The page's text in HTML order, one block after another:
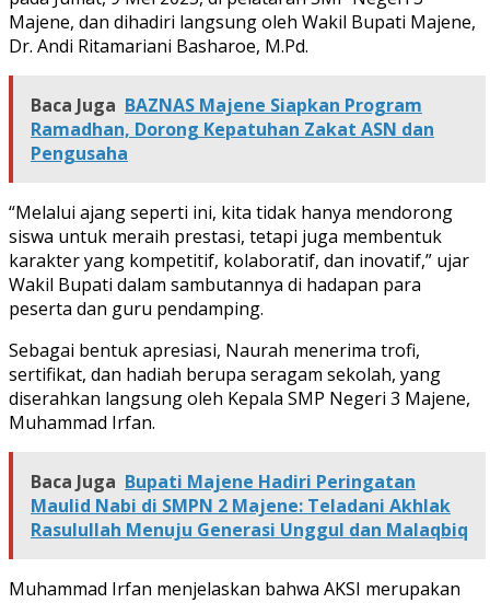
Majene, dan dihadiri langsung oleh Wakil Bupati Majene,
Dr. Andi Ritamariani Basharoe, M.Pd.
Baca Juga BAZNAS Majene Siapkan Program
Ramadhan, Dorong Kepatuhan Zakat ASN dan
Pengusaha
“Melalui ajang seperti ini, kita tidak hanya mendorong
siswa untuk meraih prestasi, tetapi juga membentuk
karakter yang kompetitif, kolaboratif, dan inovatif,” ujar
Wakil Bupati dalam sambutannya di hadapan para
peserta dan guru pendamping.
Sebagai bentuk apresiasi, Naurah menerima trofi,
sertifikat, dan hadiah berupa seragam sekolah, yang
diserahkan langsung oleh Kepala SMP Negeri 3 Majene,
Muhammad Irfan.
Baca Juga Bupati Majene Hadiri Peringatan
Maulid Nabi di SMPN 2 Majene: Teladani Akhlak
Rasulullah Menuju Generasi Unggul dan Malaqbiq
Muhammad Irfan menjelaskan bahwa AKSI merupakan